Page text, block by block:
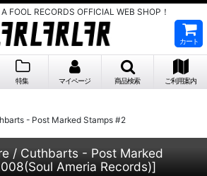
FOOL RECORDS OFFICIAL WEB SHOP！
カート
特集 マイページ 商品検索 ご利用案内
- Post Marked Stamps #2
/ Cuthbarts - Post Marked
Ameria Records)]